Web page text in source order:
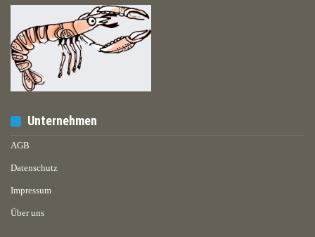
Unternehmen
AGB
Datenschutz
Impressum
Über uns